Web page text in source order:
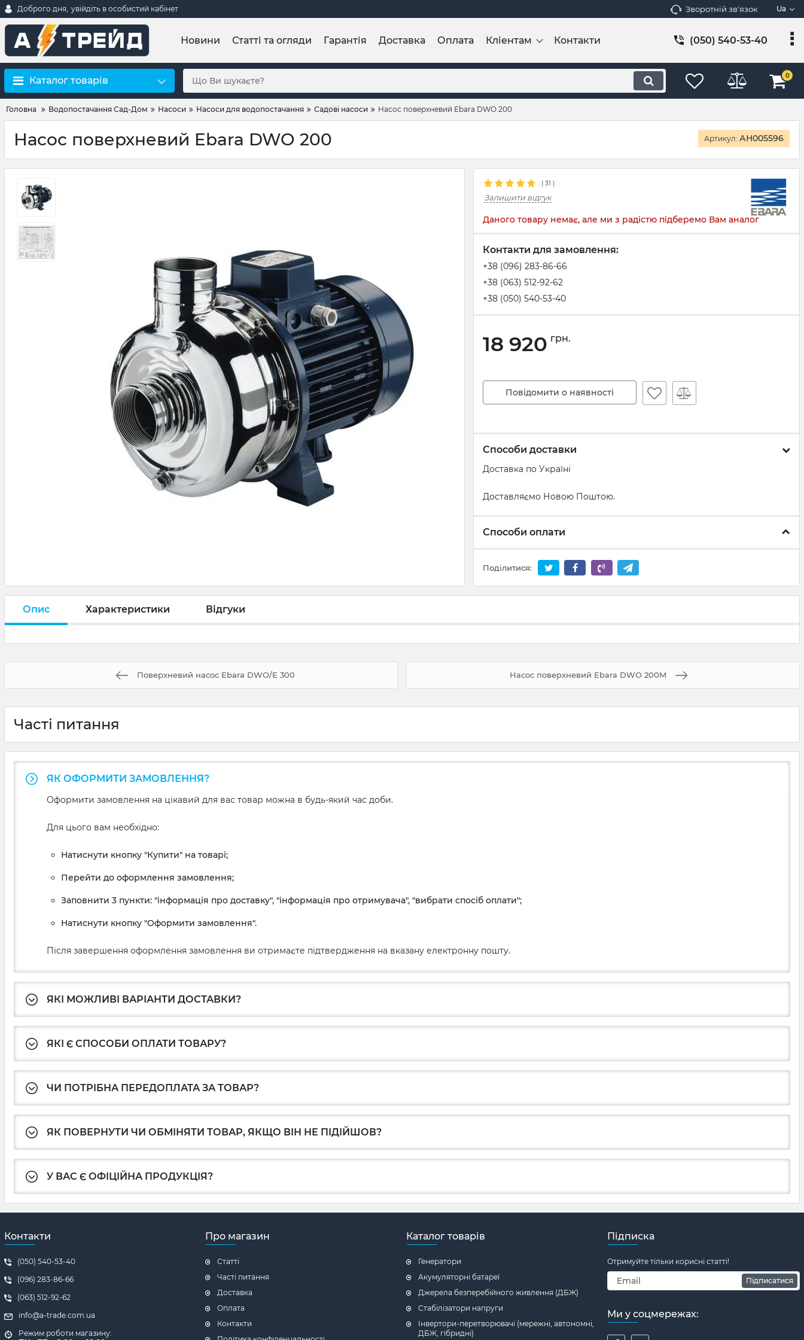
Доброго дня, увійдіть в особистий кабінет Зворотній зв'язок Ua
Новини Статті та огляди Гарантія Доставка Оплата Кліентам Контакти (050) 540-53-40
Каталог товарів 0
Головна Водопостачання Сад-Дом Насоси Насоси для водопостачання Садові насоси Насос поверхневий Ebara DWO 200
Насос поверхневий Ebara DWO 200 Артикул: АН005596
( 31 )
Залишити відгук
Даного товару немає, але ми з радістю підберемо Вам аналог
Контакти для замовлення:
+38 (096) 283-86-66
+38 (063) 512-92-62
+38 (050) 540-53-40
18 920 грн.
Повідомити о наявності
Способи доставки
Доставка по Україні
Доставляємо Новою Поштою.
Способи оплати
Поділитися:
Опис Характеристики Відгуки
Поверхневий насос Ebara DWO/E 300 Насос поверхневий Ebara DWO 200M
Часті питання
ЯК ОФОРМИТИ ЗАМОВЛЕННЯ?
Оформити замовлення на цікавий для вас товар можна в будь-який час доби.
Для цього вам необхідно:
Натиснути кнопку "Купити" на товарі;
Перейти до оформлення замовлення;
Заповнити 3 пункти: "інформація про доставку", "інформація про отримувача", "вибрати спосіб оплати";
Натиснути кнопку "Оформити замовлення".
Після завершення оформлення замовлення ви отримаєте підтвердження на вказану електронну пошту.
ЯКІ МОЖЛИВІ ВАРІАНТИ ДОСТАВКИ?
ЯКІ Є СПОСОБИ ОПЛАТИ ТОВАРУ?
ЧИ ПОТРІБНА ПЕРЕДОПЛАТА ЗА ТОВАР?
ЯК ПОВЕРНУТИ ЧИ ОБМІНЯТИ ТОВАР, ЯКЩО ВІН НЕ ПІДІЙШОВ?
У ВАС Є ОФІЦІЙНА ПРОДУКЦІЯ?
Контакти
(050) 540-53-40
(096) 283-86-66
(063) 512-92-62
info@a-trade.com.ua
Режим роботи магазину:
Про магазин
Статті
Часті питання
Доставка
Оплата
Контакти
Каталог товарів
Генератори
Акумуляторні батареї
Джерела безперебійного живлення (ДБЖ)
Стабілізатори напруги
Інвертори-перетворювачі (мережні, автономні,
ДБЖ, гібридні)
Підписка
Отримуйте тільки корисні статті!
Підписатися
Ми у соцмережах: